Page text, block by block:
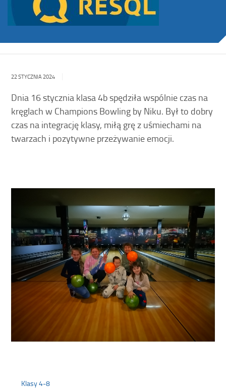
22 STYCZNIA 2024
Dnia 16 stycznia klasa 4b spędziła wspólnie czas na
kręglach w Champions Bowling by Niku. Był to dobry
czas na integrację klasy, miłą grę z uśmiechami na
twarzach i pozytywne przeżywanie emocji.
Klasy 4-8